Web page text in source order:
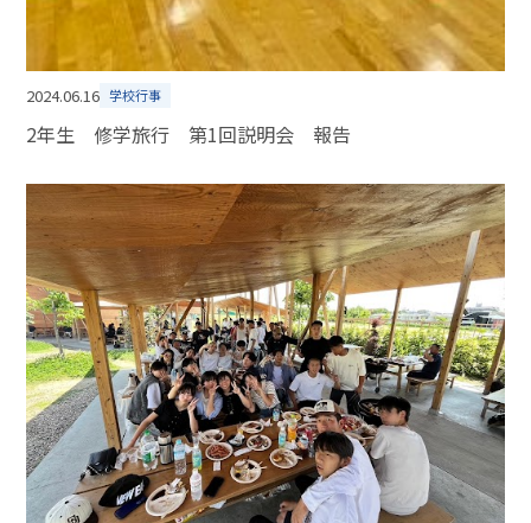
2024.06.16 学校行事
2年生 修学旅行 第1回説明会 報告